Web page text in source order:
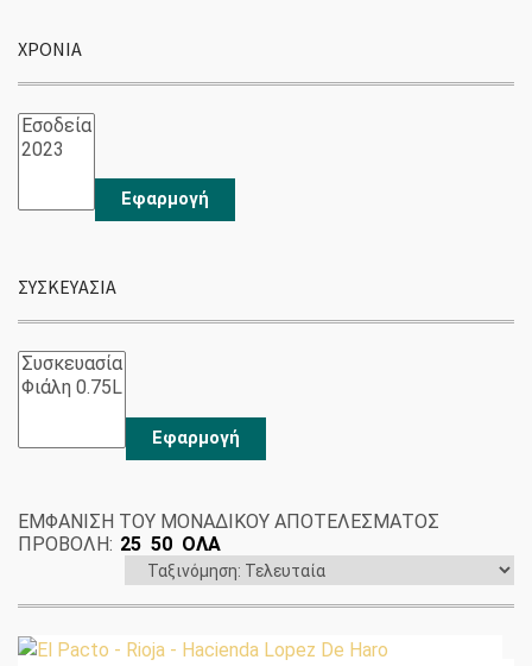
ΧΡΟΝΙΆ
Εφαρμογή
ΣΥΣΚΕΥΑΣΊΑ
Εφαρμογή
ΕΜΦΆΝΙΣΗ ΤΟΥ ΜΟΝΑΔΙΚΟΎ ΑΠΟΤΕΛΈΣΜΑΤΟΣ
ΠΡΟΒΟΛΗ: 25 50 ΟΛΑ